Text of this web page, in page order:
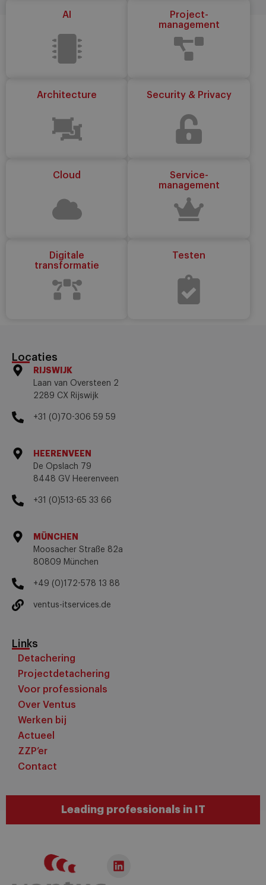
AI
Architecture
Cloud
Digitale
transformatie
Project-
management
Security & Privacy
Service-
management
Testen
Locaties
RIJSWIJK
Laan van Oversteen 2
2289 CX Rijswijk
+31 (0)70-306 59 59
HEERENVEEN
De Opslach 79
8448 GV Heerenveen
+31 (0)513-65 33 66
MÜNCHEN
Moosacher Straße 82a
80809 München
+49 (0)172-578 13 88
ventus-itservices.de
Links
Detachering
Projectdetachering
Voor professionals
Over Ventus
Werken bij
Actueel
ZZP’er
Contact
Leading professionals in IT